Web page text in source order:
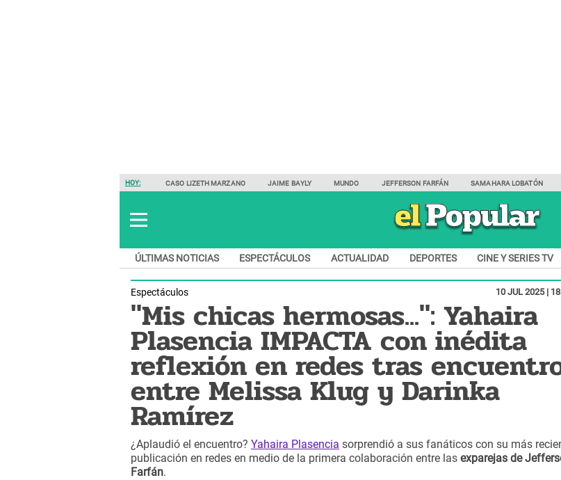
HOY: CASO LIZETH MARZANO JAIME BAYLY MUNDO JEFFERSON FARFÁN SAMAHARA LOBATÓN
ÚLTIMAS NOTICIAS ESPECTÁCULOS ACTUALIDAD DEPORTES CINE Y SERIES TV
Espectáculos 10 JUL 2025 |
"Mis chicas hermosas...": Yahaira
Plasencia IMPACTA con inédita
reflexión en redes tras
entre Melissa Klug y Darinka
Ramírez
¿Aplaudió el encuentro? Yahaira Plasencia sorprendió a sus fanáticos con su más
publicación en redes en medio de la primera colaboración entre las exparejas de
Farfán.